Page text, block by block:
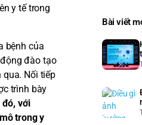
y tế trong
bệnh của
đào tạo
Nối tiếp
trình bày
đó, với
trong y
Bài viết